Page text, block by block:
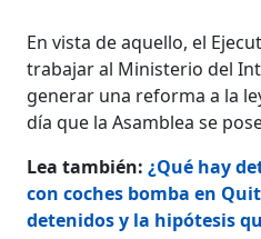
En vista de aquello, el
trabajar al Ministerio del
generar una reforma a la
día que la Asamblea se
Lea también: ¿Qué hay
con coches bomba en
detenidos y la hipótesis